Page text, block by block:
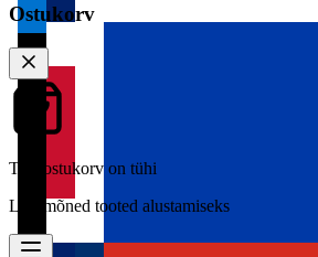
Ostukorv
Teie ostukorv on tühi
Lisa mõned tooted alustamiseks